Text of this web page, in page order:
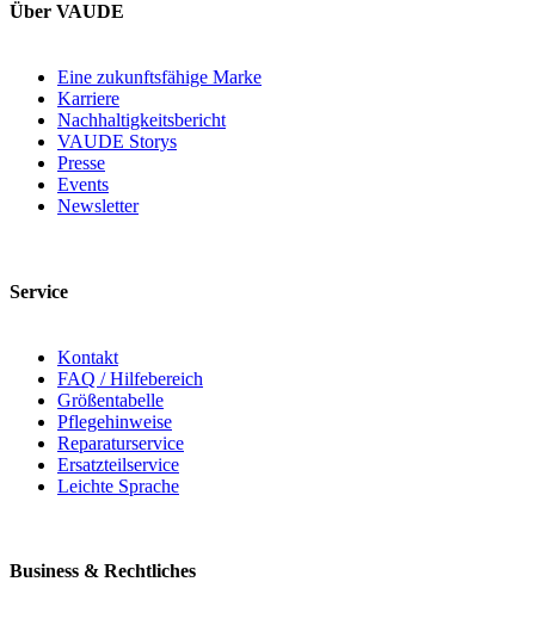
Über VAUDE
Eine zukunftsfähige Marke
Karriere
Nachhaltigkeitsbericht
VAUDE Storys
Presse
Events
Newsletter
Service
Kontakt
FAQ / Hilfebereich
Größentabelle
Pflegehinweise
Reparaturservice
Ersatzteilservice
Leichte Sprache
Business & Rechtliches